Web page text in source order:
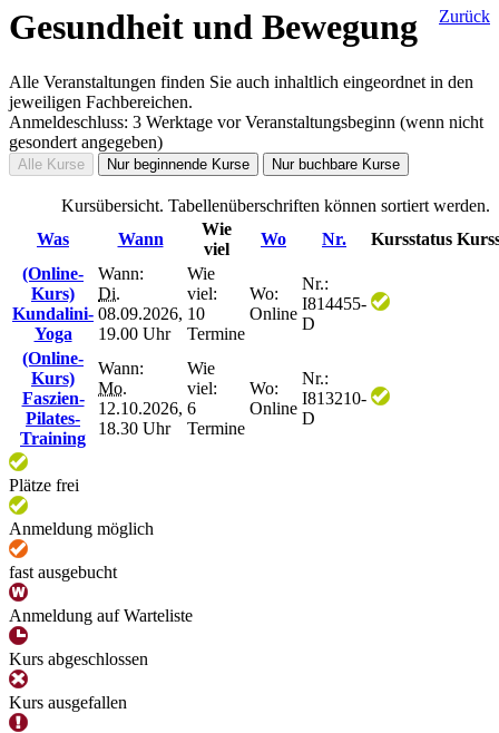
Zurück
Gesundheit und Bewegung
Alle Veranstaltungen finden Sie auch inhaltlich eingeordnet in den
jeweiligen Fachbereichen.
Anmeldeschluss: 3 Werktage vor Veranstaltungsbeginn (wenn nicht
gesondert angegeben)
Alle Kurse Nur beginnende Kurse Nur buchbare Kurse
Kursübersicht. Tabellenüberschriften können sortiert werden.
Was
Wann
Wie
viel
Wo Nr. Kursstatus
(Online-
Kurs)
Kundalini-
Yoga
Wann:
Di.
08.09.2026,
19.00 Uhr
Wie
viel:
10
Termine
Wo:
Online
Nr.:
I814455-
D
(Online-
Kurs)
Faszien-
Pilates-
Training
Wann:
Mo.
12.10.2026,
18.30 Uhr
Wie
viel:
6
Termine
Wo:
Online
Nr.:
I813210-
D
Plätze frei
Anmeldung möglich
fast ausgebucht
Anmeldung auf Warteliste
Kurs abgeschlossen
Kurs ausgefallen